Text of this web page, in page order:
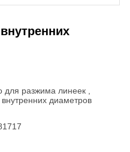
разжима линеек ,
диаметров